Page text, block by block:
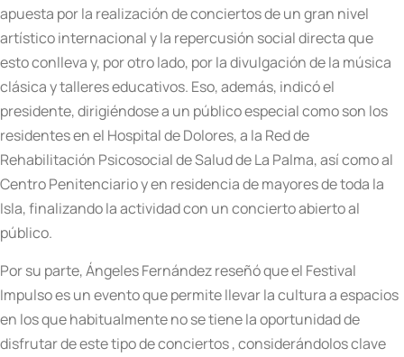
apuesta por la realización de conciertos de un gran nivel
artístico internacional y la repercusión social directa que
esto conlleva y, por otro lado, por la divulgación de la música
clásica y talleres educativos. Eso, además, indicó el
presidente, dirigiéndose a un público especial como son los
residentes en el Hospital de Dolores, a la Red de
Rehabilitación Psicosocial de Salud de La Palma, así como al
Centro Penitenciario y en residencia de mayores de toda la
Isla, finalizando la actividad con un concierto abierto al
público.
Por su parte, Ángeles Fernández reseñó que el Festival
Impulso es un evento que permite llevar la cultura a espacios
en los que habitualmente no se tiene la oportunidad de
disfrutar de este tipo de conciertos , considerándolos clave